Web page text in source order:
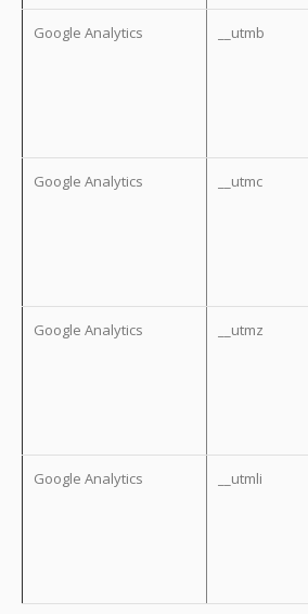
Google Analytics __utmb
Google Analytics __utmc
Google Analytics __utmz
Google Analytics __utmli